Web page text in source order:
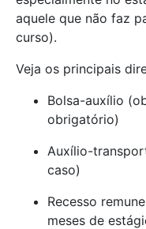
aquele que não faz
curso).
Veja os principais
Bolsa-auxílio
obrigatório)
Auxílio-
caso)
Recesso
meses de